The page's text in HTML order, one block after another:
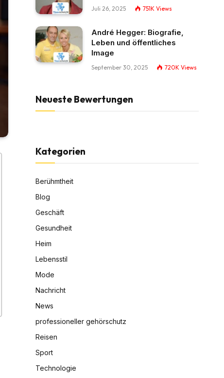
Juli 26, 2025 751K Views
André Hegger: Biografie,
Leben und öffentliches
Image
September 30, 2025 720K Views
Neueste Bewertungen
Kategorien
Berühmtheit
Blog
Geschäft
Gesundheit
Heim
Lebensstil
Mode
Nachricht
News
professioneller gehörschutz
Reisen
Sport
Technologie